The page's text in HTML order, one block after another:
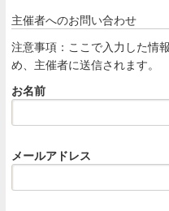
主催者へのお問い合わせ
注意事項：ここで入力した情
め、主催者に送信されます。
お名前
メールアドレス